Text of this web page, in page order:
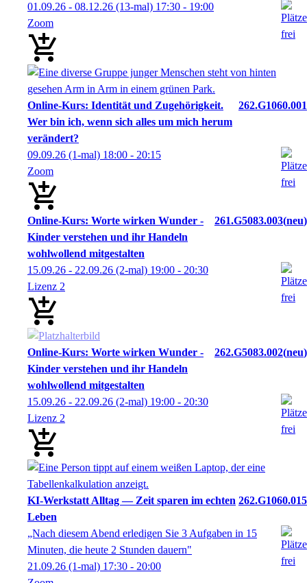
01.09.26 - 08.12.26 (13-mal) 17:30 - 19:00
Zoom
Online-Kurs: Identität und Zugehörigkeit.
Wer bin ich, wenn sich alles um mich herum
verändert?
262.G1060.001
09.09.26 (1-mal) 18:00 - 20:15
Zoom
Online-Kurs: Worte wirken Wunder -
Kinder verstehen und ihr Handeln
wohlwollend mitgestalten
261.G5083.003 neu
15.09.26 - 22.09.26 (2-mal) 19:00 - 20:30
Lizenz 2
Online-Kurs: Worte wirken Wunder -
Kinder verstehen und ihr Handeln
wohlwollend mitgestalten
262.G5083.002 neu
15.09.26 - 22.09.26 (2-mal) 19:00 - 20:30
Lizenz 2
KI-Werkstatt Alltag — Zeit sparen im echten
Leben
262.G1060.015
„Nach diesem Abend erledigen Sie 3 Aufgaben in 15
Minuten, die heute 2 Stunden dauern"
21.09.26 (1-mal) 17:30 - 20:00